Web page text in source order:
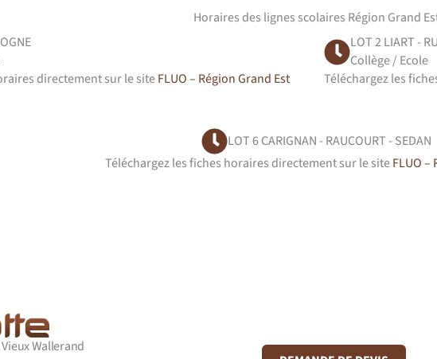
Horaires des lignes scolaires Région Grand
directement sur le siteFLUO – Région Grand Est
LOT 2 LIART -
Collège / Ecole
Téléchargez les
LOT 6 CARIGNAN - RAUCOURT - SEDAN
Téléchargez les fiches horaires directement sur le siteFLUO –
Wallerand